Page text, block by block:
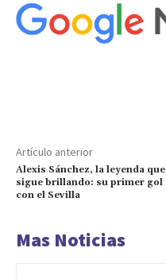
Artículo anterior
Alexis Sánchez, la leyenda que
sigue brillando: su primer gol
con el Sevilla
Mas Noticias